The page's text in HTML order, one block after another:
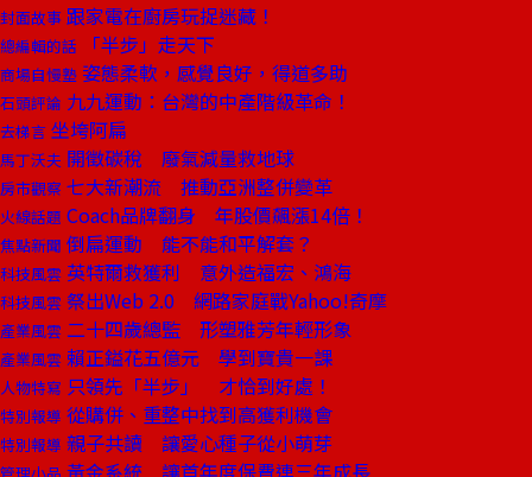
封面故事 跟家電在廚房玩捉迷藏！
總編輯的話 「半步」走天下
商場自慢塾 姿態柔軟，感覺良好，得道多助
石頭評論 九九運動：台灣的中產階級革命！
去梯言 坐垮阿扁
馬丁沃夫 開徵碳稅 廢氣減量救地球
房市觀察 七大新潮流 推動亞洲整併變革
火線話題 Coach品牌翻身 年股價飆漲14倍！
焦點新聞 倒扁運動 能不能和平解套？
科技風雲 英特爾救獲利 意外造福宏、鴻海
科技風雲 祭出Web 2.0 網路家庭戰Yahoo!奇摩
產業風雲 二十四歲總監 形塑雅芳年輕形象
產業風雲 賴正鎰花五億元 學到寶貴一課
人物特寫 只領先「半步」 才恰到好處！
特別報導 從購併、重整中找到高獲利機會
特別報導 親子共讀 讓愛心種子從小萌芽
黃金系統 讓首年度保費連三年成長